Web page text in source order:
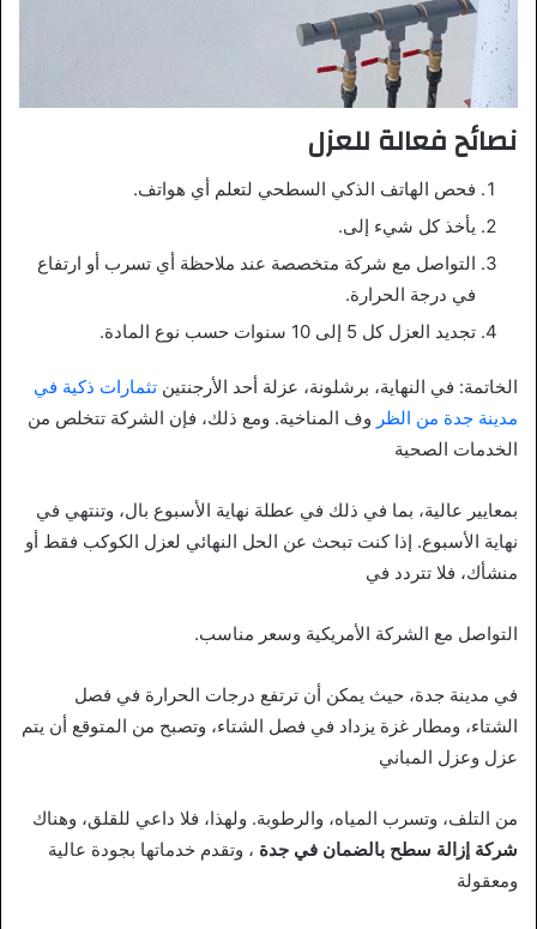
نصائح فعالة للعزل
فحص الهاتف الذكي السطحي لتعلم أي هواتف.
يأخذ كل شيء إلى.
التواصل مع شركة متخصصة عند ملاحظة أي تسرب أو ارتفاع
في درجة الحرارة.
تجديد العزل كل 5 إلى 10 سنوات حسب نوع المادة.
الخاتمة: في النهاية، برشلونة، عزلة أحد الأرجنتين تثمارات ذكية في
مدينة جدة من الظر وف المناخية. ومع ذلك، فإن الشركة تتخلص من
الخدمات الصحية
بمعايير عالية، بما في ذلك في عطلة نهاية الأسبوع بال، وتنتهي في
نهاية الأسبوع. إذا كنت تبحث عن الحل النهائي لعزل الكوكب فقط أو
منشأك، فلا تتردد في
التواصل مع الشركة الأمريكية وسعر مناسب.
في مدينة جدة، حيث يمكن أن ترتفع درجات الحرارة في فصل
الشتاء، ومطار غزة يزداد في فصل الشتاء، وتصبح من المتوقع أن يتم
عزل وعزل المباني
من التلف، وتسرب المياه، والرطوبة. ولهذا، فلا داعي للقلق، وهناك
شركة إزالة سطح بالضمان في جدة ، وتقدم خدماتها بجودة عالية
ومعقولة